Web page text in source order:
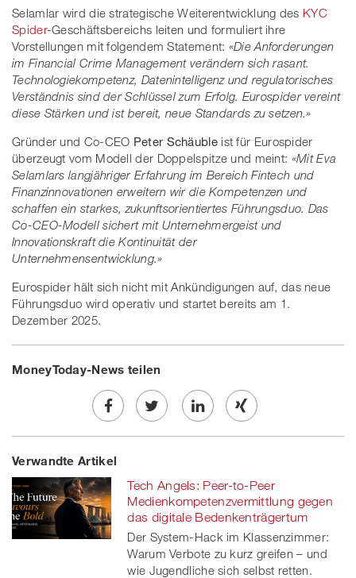
Selamlar wird die strategische Weiterentwicklung des KYC
Spider-Geschäftsbereichs leiten und formuliert ihre
Vorstellungen mit folgendem Statement: «Die Anforderungen
im Financial Crime Management verändern sich rasant.
Technologiekompetenz, Datenintelligenz und regulatorisches
Verständnis sind der Schlüssel zum Erfolg. Eurospider vereint
diese Stärken und ist bereit, neue Standards zu setzen.»
Gründer und Co-CEO Peter Schäubleist für Eurospider
überzeugt vom Modell der Doppelspitze und meint: «Mit Eva
Selamlars langjähriger Erfahrung im Bereich Fintech und
Finanzinnovationen erweitern wir die Kompetenzen und
schaffen ein starkes, zukunftsorientiertes Führungsduo. Das
Co-CEO-Modell sichert mit Unternehmergeist und
Innovationskraft die Kontinuität der
Unternehmensentwicklung.»
Eurospider hält sich nicht mit Ankündigungen auf, das neue
Führungsduo wird operativ und startet bereits am 1.
Dezember 2025.
MoneyToday-News teilen
Share
on
Facebook
Twe
on
twitt
er
Share
linkedin
Share
Xing
Verwandte Artikel
Tech Angels: Peer-to-Peer
Medienkompetenzvermittlung gegen
das digitale Bedenkenträgertum
Der System-Hack im Klassenzimmer:
Warum Verbote zu kurz greifen – und
wie Jugendliche sich selbst retten.